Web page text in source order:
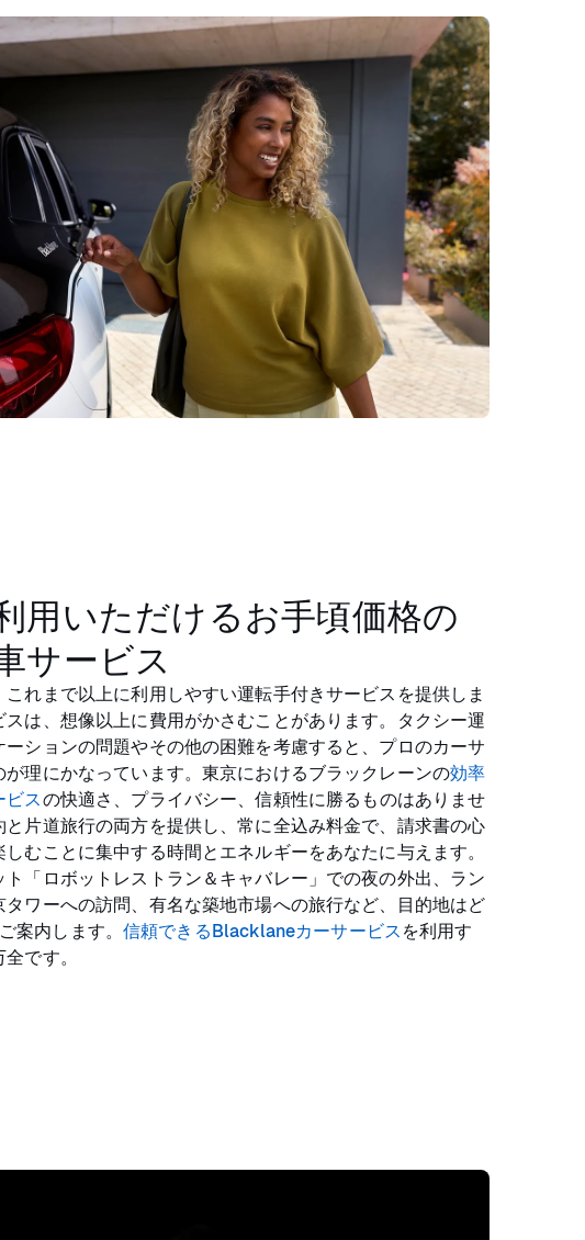
用いただけるお手頃価格の
サービス
れまで以上に利用しやすい運転手付きサービスを提供しま
は、想像以上に費用がかさむことがあります。タクシー運
ションの問題やその他の困難を考慮すると、プロのカーサ
が理にかなっています。東京におけるブラックレーンの効率
ビスの快適さ、プライバシー、信頼性に勝るものはありませ
と片道旅行の両方を提供し、常に全込み料金で、請求書の心
むことに集中する時間とエネルギーをあなたに与えます。
「ロボットレストラン＆キャバレー」での夜の外出、ラン
タワーへの訪問、有名な築地市場への旅行など、目的地はど
案内します。 信頼できるBlacklaneカーサービスを利用す
です。